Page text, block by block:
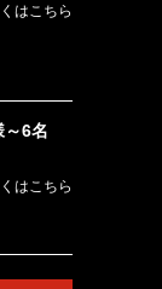
はこちら
～6名
はこちら